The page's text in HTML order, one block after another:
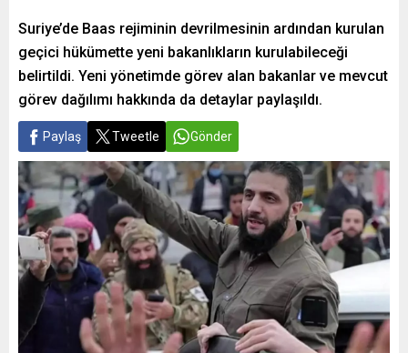
Suriye’de Baas rejiminin devrilmesinin ardından kurulan
geçici hükümette yeni bakanlıkların kurulabileceği
belirtildi. Yeni yönetimde görev alan bakanlar ve mevcut
görev dağılımı hakkında da detaylar paylaşıldı.
Paylaş Tweetle Gönder